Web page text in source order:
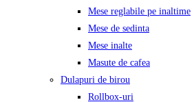
Mese reglabile pe inaltime
Mese de sedinta
Mese inalte
Masute de cafea
Dulapuri de birou
Rollbox-uri